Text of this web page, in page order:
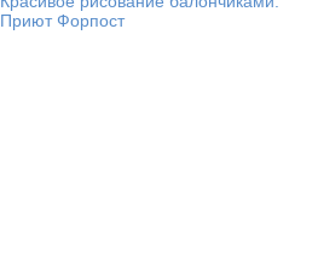
Приют Форпост